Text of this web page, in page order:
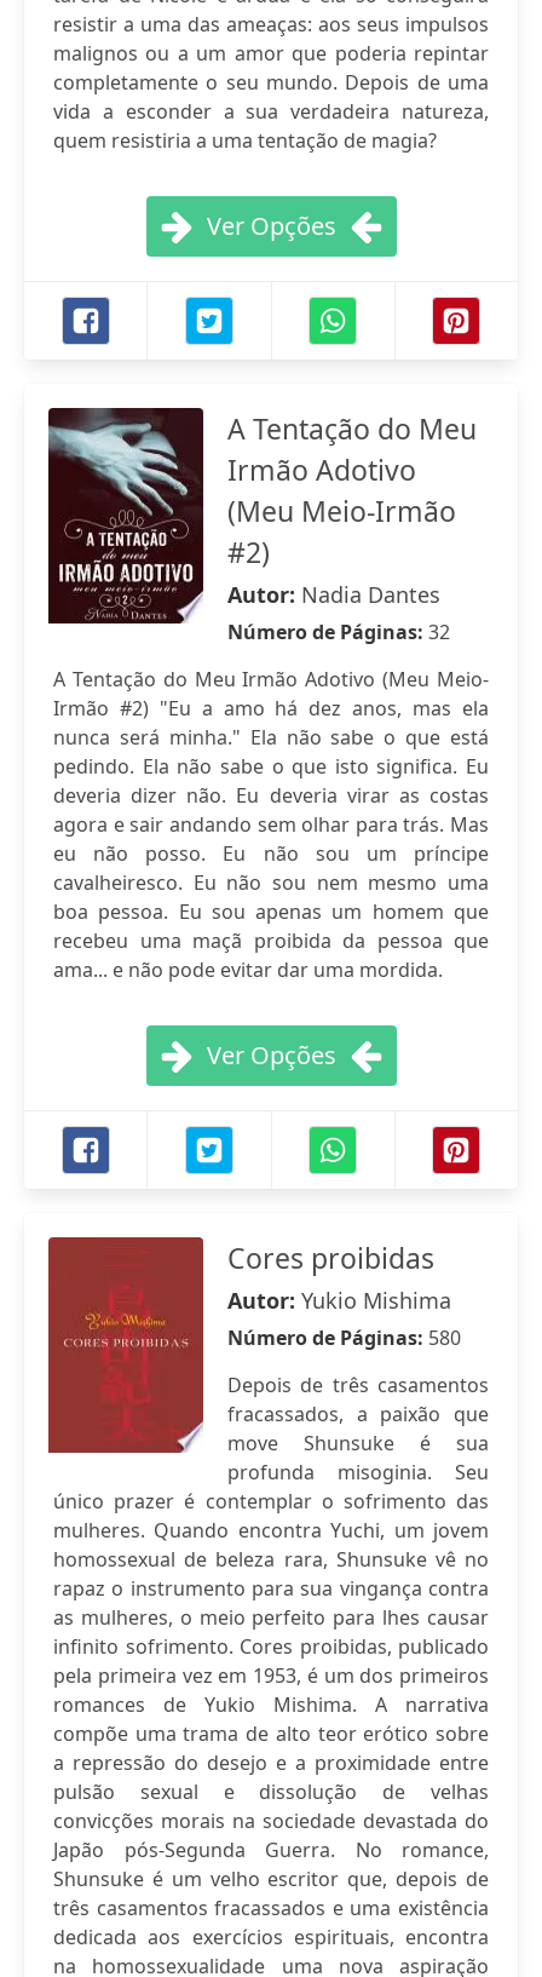
resistir a uma das ameaças: aos seus impulsos
malignos ou a um amor que poderia repintar
completamente o seu mundo. Depois de uma
vida a esconder a sua verdadeira natureza,
quem resistiria a uma tentação de magia?
Ver Opções
A Tentação do Meu
Irmão Adotivo
(Meu Meio-Irmão
#2)
Autor: Nadia Dantes
Número de Páginas: 32
A Tentação do Meu Irmão Adotivo (Meu Meio-
Irmão #2) "Eu a amo há dez anos, mas ela
nunca será minha." Ela não sabe o que está
pedindo. Ela não sabe o que isto significa. Eu
deveria dizer não. Eu deveria virar as costas
agora e sair andando sem olhar para trás. Mas
eu não posso. Eu não sou um príncipe
cavalheiresco. Eu não sou nem mesmo uma
boa pessoa. Eu sou apenas um homem que
recebeu uma maçã proibida da pessoa que
ama... e não pode evitar dar uma mordida.
Ver Opções
Cores proibidas
Autor: Yukio Mishima
Número de Páginas: 580
Depois de três casamentos
fracassados, a paixão que
move Shunsuke é sua
profunda misoginia. Seu
único prazer é contemplar o sofrimento das
mulheres. Quando encontra Yuchi, um jovem
homossexual de beleza rara, Shunsuke vê no
rapaz o instrumento para sua vingança contra
as mulheres, o meio perfeito para lhes causar
infinito sofrimento. Cores proibidas, publicado
pela primeira vez em 1953, é um dos primeiros
romances de Yukio Mishima. A narrativa
compõe uma trama de alto teor erótico sobre
a repressão do desejo e a proximidade entre
pulsão sexual e dissolução de velhas
convicções morais na sociedade devastada do
Japão pós-Segunda Guerra. No romance,
Shunsuke é um velho escritor que, depois de
três casamentos fracassados e uma existência
dedicada aos exercícios espirituais, encontra
na homossexualidade uma nova aspiração